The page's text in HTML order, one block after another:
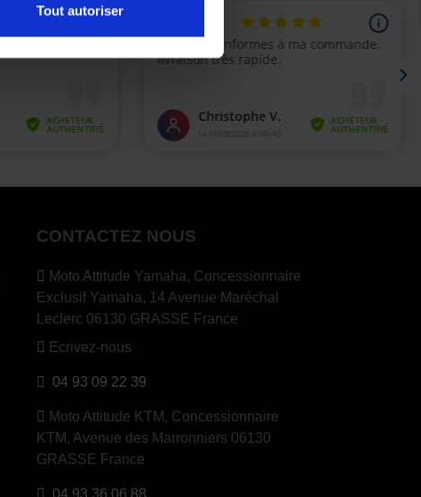
Tout autoriser
CONTACTEZ NOUS
Moto Attitude Yamaha, Concessionnaire
Exclusif Yamaha, 14 Avenue Maréchal
Leclerc 06130 GRASSE France
Ecrivez-nous
04 93 09 22 39
Moto Attitude KTM, Concessionnaire
KTM, Avenue des Marronniers 06130
GRASSE France
04 93 36 06 88